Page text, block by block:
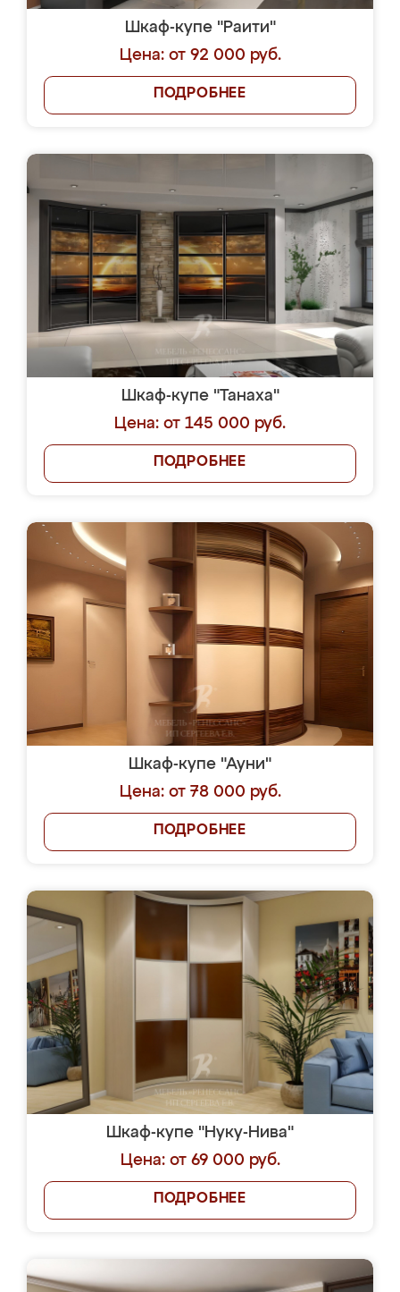
Шкаф-купе "Раити"
Цена: от 92 000 руб.
ПОДРОБНЕЕ
Шкаф-купе "Танаха"
Цена: от 145 000 руб.
ПОДРОБНЕЕ
Шкаф-купе "Ауни"
Цена: от 78 000 руб.
ПОДРОБНЕЕ
Шкаф-купе "Нуку-Нива"
Цена: от 69 000 руб.
ПОДРОБНЕЕ